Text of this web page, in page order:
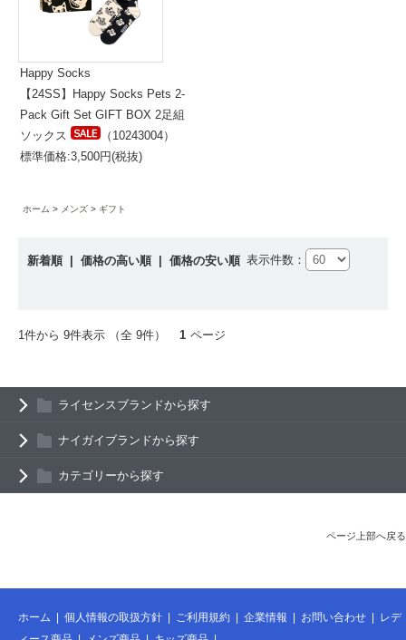
Happy Socks
【24SS】Happy Socks Pets 2-
Pack Gift Set GIFT BOX 2足組
ソックス
（10243004）
標準価格:3,500円(税抜)
ホーム メンズ ギフト
新着順 価格の高い順 価格の安い順 表示件数：
1件から 9件表示 （全 9件） 1 ページ
ライセンスブランドから探す
ナイガイブランドから探す
カテゴリーから探す
ページ上部へ戻る
ホーム 個人情報の取扱方針 ご利用規約 企業情報 お問い合わせ
レデ